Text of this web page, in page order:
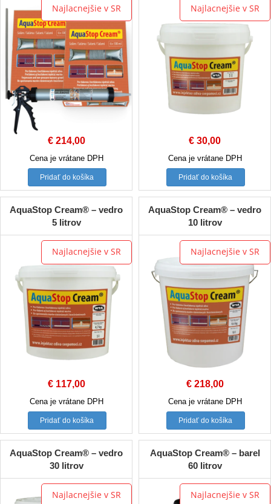
Najlacnejšie v SR
€214,00
Cena je vrátane DPH
Pridať do košíka
Najlacnejšie v SR
€ 30,00
Cena je vrátane DPH
Pridať do košíka
AquaStop Cream® – vedro
5 litrov
Najlacnejšie v SR
€117,00
Cena je vrátane DPH
Pridať do košíka
AquaStop Cream® – vedro
10 litrov
Najlacnejšie v SR
€218,00
Cena je vrátane DPH
Pridať do košíka
AquaStop Cream® – vedro
30 litrov
Najlacnejšie v SR
AquaStop Cream® – barel
60 litrov
Najlacnejšie v SR